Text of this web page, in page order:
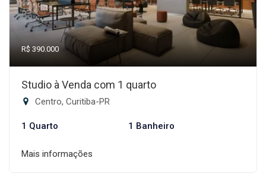
R$ 390.000
Studio à Venda com 1 quarto
Centro, Curitiba-PR
1 Quarto 1 Banheiro
Mais informações